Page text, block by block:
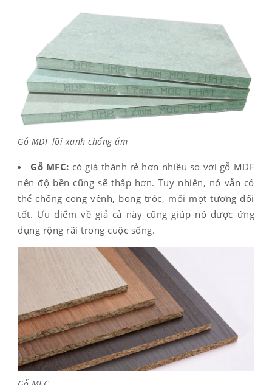
Gỗ MDF lõi xanh chống ẩm
Gỗ MFC: có giá thành rẻ hơn nhiều so với gỗ MDF
nên độ bền cũng sẽ thấp hơn. Tuy nhiên, nó vẫn có
thể chống cong vênh, bong tróc, mối mọt tương đối
tốt. Ưu điểm về giả cả này cũng giúp nó được ứng
dụng rộng rãi trong cuộc sống.